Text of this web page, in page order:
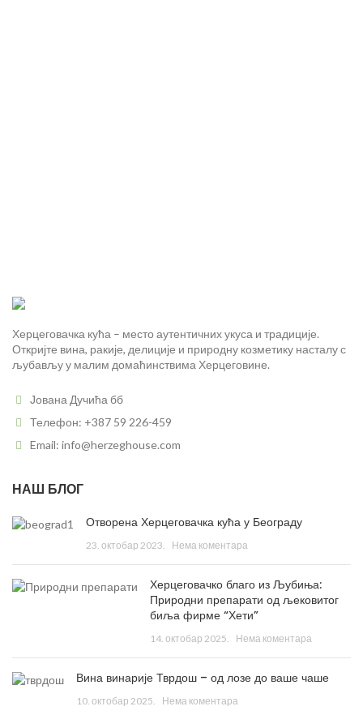
Херцеговачка кућа – место аутентичних укуса и традиције.
Откријте вина, ракије, делиције и природну козметику насталу с
љубављу у малим домаћинствима Херцеговине.
Јована Дучића бб
Телефон: +387 59 226-459
Email: info@herzeghouse.com
НАШ БЛОГ
Отворена Херцеговачка кућа у Београду
23. октобар 2023. Нема коментара
Херцеговачко благо из Љубиња:
Природни препарати од љековитог
биља фирме “Хети”
14. октобар 2025. Нема коментара
Вина винарије Тврдош – од лозе до ваше чаше
10. октобар 2025. Нема коментара